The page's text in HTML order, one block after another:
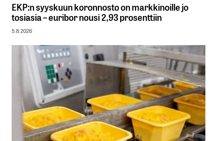
EKP:n syyskuun koronnosto on markkinoille jo
tosiasia – euribor nousi 2,93 prosenttiin
5.8.2026